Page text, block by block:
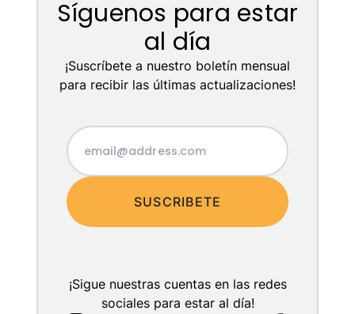
Síguenos para estar
al día
¡Suscríbete a nuestro boletín mensual
para recibir las últimas actualizaciones!
SUSCRIBETE
¡Sigue nuestras cuentas en las redes
sociales para estar al día!